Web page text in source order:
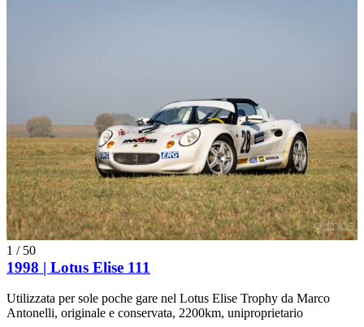
1 / 50
1998 | Lotus Elise 111
Utilizzata per sole poche gare nel Lotus Elise Trophy da Marco
Antonelli, originale e conservata, 2200km, uniproprietario